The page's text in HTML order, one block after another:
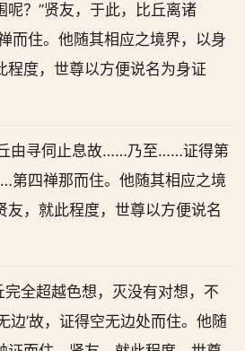
呢？”贤友，于此，比丘离诸
住。他随其相应之境界，以身
程度，世尊以方便说名为身证
由寻伺止息故……乃至……证得第
四禅那而住。他随其相应之境
友，就此程度，世尊以方便说名
全超越色想，灭没有对想，不
边’故，证得空无边处而住。他随